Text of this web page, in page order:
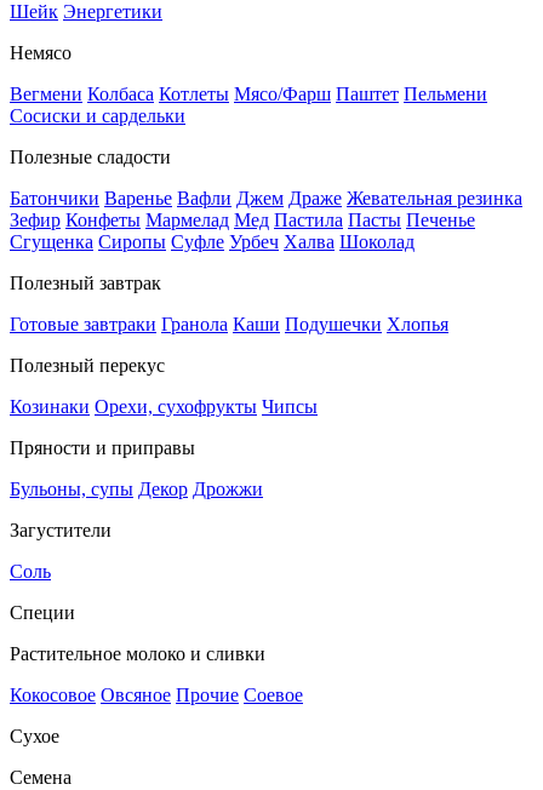
Шейк Энергетики
Немясо
Вегмени Колбаса Котлеты Мясо/Фарш Паштет Пельмени
Сосиски и сардельки
Полезные сладости
Батончики Варенье Вафли Джем Драже Жевательная резинка
Зефир Конфеты Мармелад Мед Пастила Пасты Печенье
Сгущенка Сиропы Суфле Урбеч Халва Шоколад
Полезный завтрак
Готовые завтраки Гранола Каши Подушечки Хлопья
Полезный перекус
Козинаки Орехи, сухофрукты Чипсы
Пряности и приправы
Бульоны, супы Декор Дрожжи
Загустители
Соль
Специи
Растительное молоко и сливки
Кокосовое Овсяное Прочие Соевое
Сухое
Семена